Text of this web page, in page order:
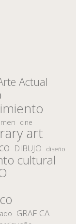
Actual
cine
art
DIBUJO diseño
cultural
GRAFICA